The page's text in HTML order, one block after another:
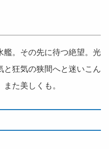
艦。その先に待つ絶望。光
と狂気の狭間へと迷いこん
た美しくも。